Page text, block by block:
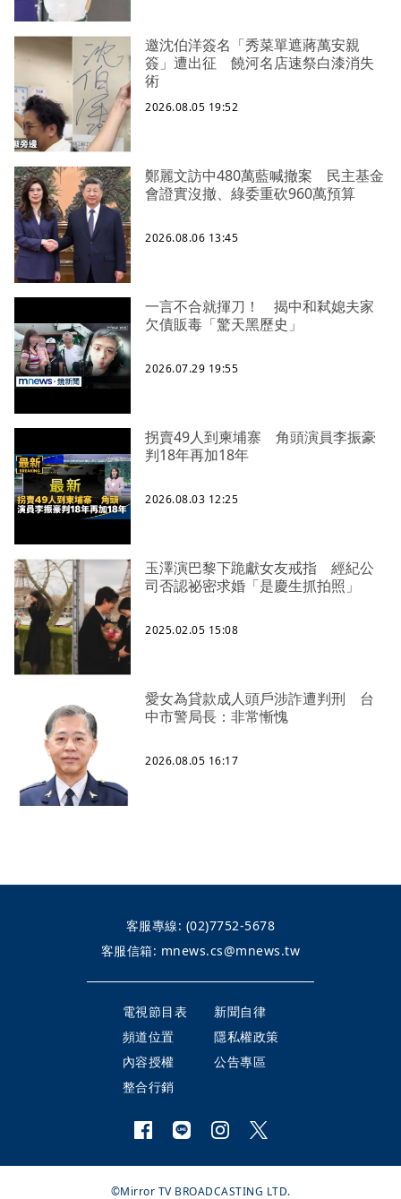
邀沈伯洋簽名「秀菜單遮蔣萬安親
簽」遭出征 饒河名店速祭白漆消失
術
2026.08.05 19:52
鄭麗文訪中480萬藍喊撤案 民主基金
會證實沒撤、綠委重砍960萬預算
2026.08.06 13:45
一言不合就揮刀！ 揭中和弒媳夫家
欠債販毒「驚天黑歷史」
2026.07.29 19:55
拐賣49人到柬埔寨 角頭演員李振豪
判18年再加18年
2026.08.03 12:25
玉澤演巴黎下跪獻女友戒指 經紀公
司否認祕密求婚「是慶生抓拍照」
2025.02.05 15:08
愛女為貸款成人頭戶涉詐遭判刑 台
中市警局長：非常慚愧
2026.08.05 16:17
客服專線: (02)7752-5678
客服信箱: mnews.cs@mnews.tw
電視節目表
新聞自律
頻道位置
隱私權政策
內容授權
公告專區
整合行銷
©Mirror TV BROADCASTING LTD.